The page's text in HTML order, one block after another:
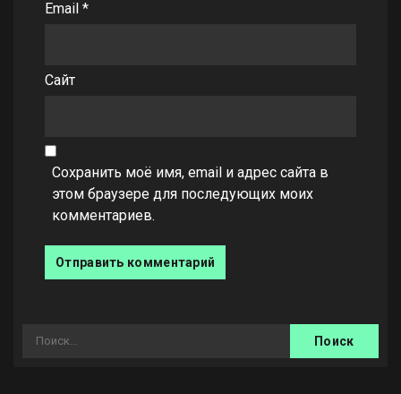
Email *
Сайт
Сохранить моё имя, email и адрес сайта в
этом браузере для последующих моих
комментариев.
Найти: